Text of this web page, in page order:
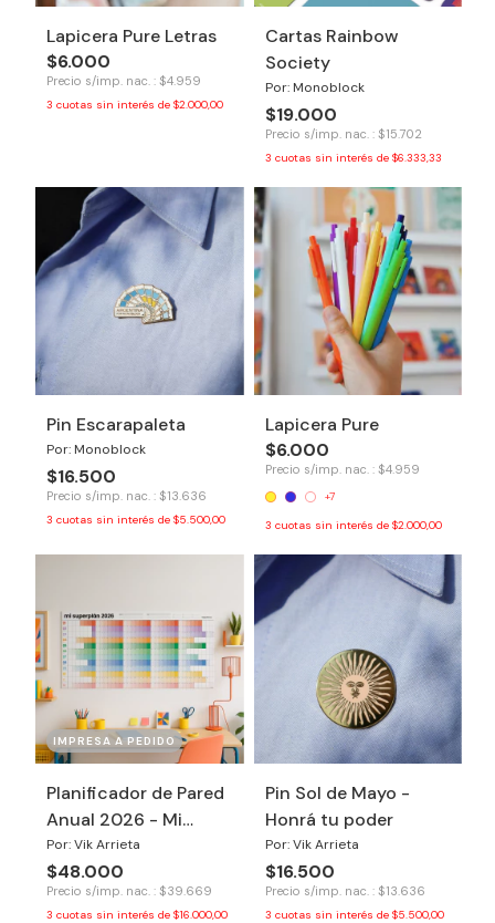
Lapicera Pure Letras
$6.000
Precio s/imp. nac. : $4.959
3 cuotas sin interés de $2.000,00
Cartas Rainbow
Society
Por: Monoblock
$19.000
Precio s/imp. nac. : $15.702
3 cuotas sin interés de $6.333,33
Pin Escarapaleta
Por: Monoblock
$16.500
Precio s/imp. nac. : $13.636
3 cuotas sin interés de $5.500,00
Lapicera Pure
$6.000
Precio s/imp. nac. : $4.959
+7
3 cuotas sin interés de $2.000,00
IMPRESA A PEDIDO
Planificador de Pared
Anual 2026 - Mi
Super Plan
Por: Vik Arrieta
$48.000
Precio s/imp. nac. : $39.669
3 cuotas sin interés de $16.000,00
Pin Sol de Mayo -
Honrá tu poder
Por: Vik Arrieta
$16.500
Precio s/imp. nac. : $13.636
3 cuotas sin interés de $5.500,00